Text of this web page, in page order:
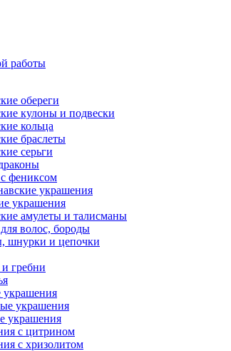
обереги
кулоны и подвески
кольца
браслеты
серьги
фениксом
украшения
украшения
амулеты и талисманы
волос, бороды
шнурки и цепочки
гребни
украшения
украшения
украшения
с цитрином
с хризолитом